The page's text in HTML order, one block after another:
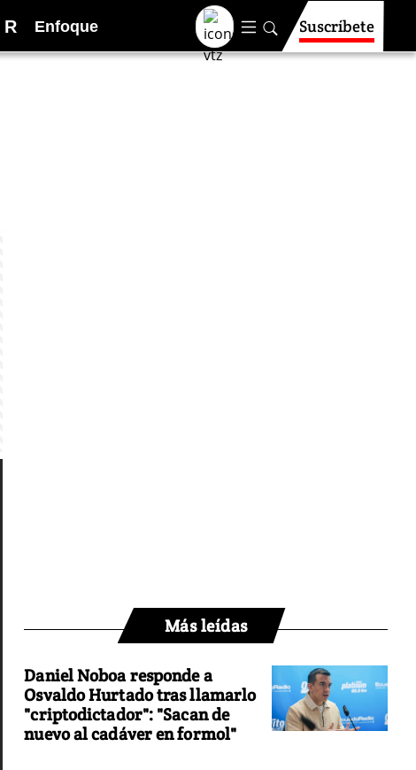
R Enfoque Suscríbete
Más leídas
Daniel Noboa responde a
Osvaldo Hurtado tras llamarlo
"criptodictador": "Sacan de
nuevo al cadáver en formol"